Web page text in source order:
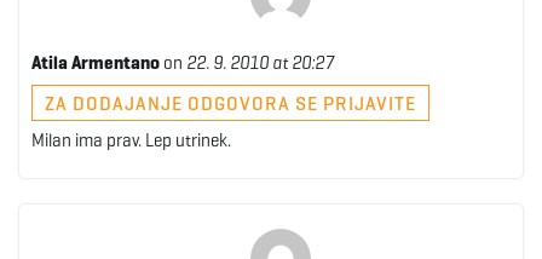
Atila Armentano on 22. 9. 2010 at 20:27
ZA DODAJANJE ODGOVORA SE PRIJAVITE
Milan ima prav. Lep utrinek.